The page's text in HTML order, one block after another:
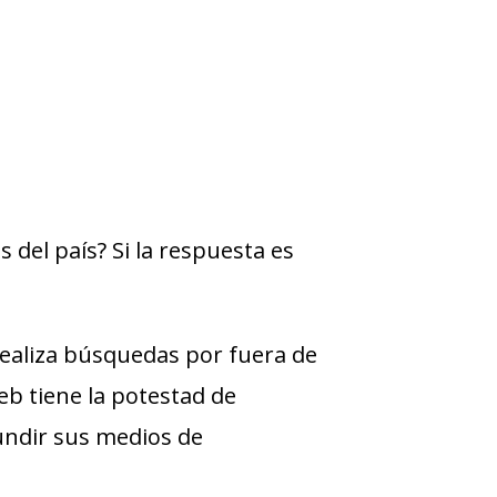
del país? Si la respuesta es
búsquedas por fuera de
tiene la potestad de
sus medios de